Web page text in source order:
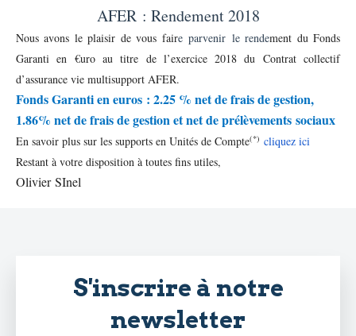
AFER : Rendement 2018
Nous avons le plaisir de vous faireparvenir le rendement du Fonds
Garanti en €uro au titre de l’exercice 2018 du Contrat collectif
d’assurance vie multisupport AFER.
Fonds Garanti en euros : 2.25 % net de frais de gestion,
1.86% net de frais de gestion et net de prélèvements sociaux
En savoir plus sur les supports en Unités de Compte(*) cliquez ici
Restant à votre disposition à toutes fins utiles,
OlivierSInel
S'inscrire à notre
newsletter